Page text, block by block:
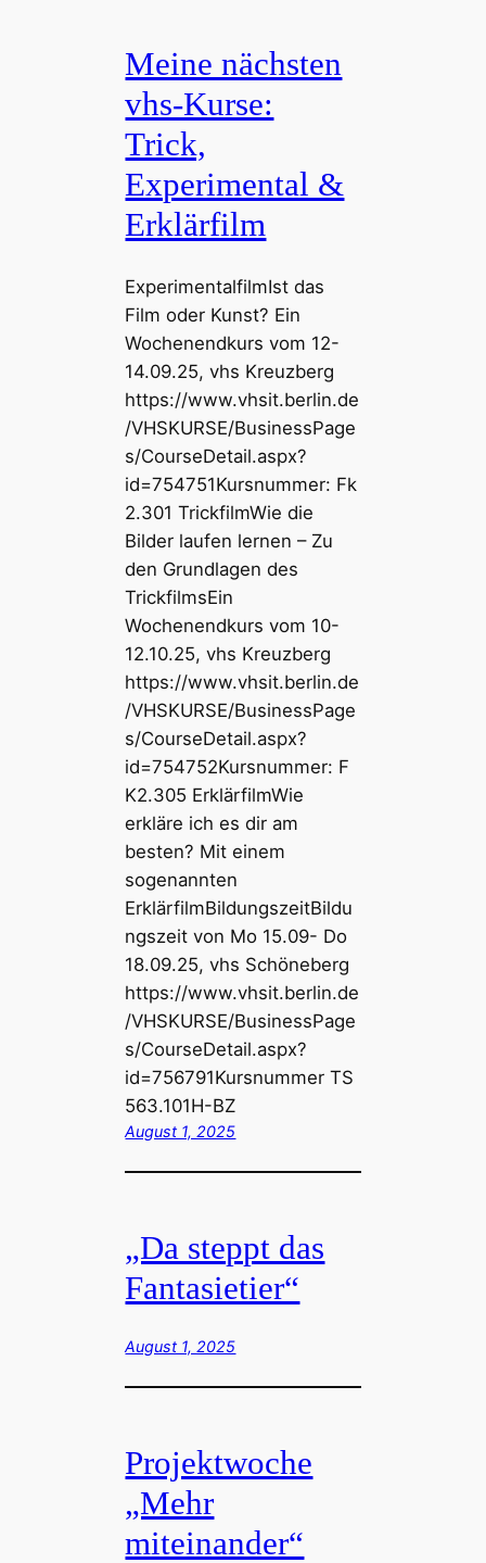
Meine nächsten
vhs-Kurse:
Trick,
Experimental &
Erklärfilm
ExperimentalfilmIst das
Film oder Kunst? Ein
Wochenendkurs vom 12-
14.09.25, vhs Kreuzberg
https://www.vhsit.berlin.de
/VHSKURSE/BusinessPage
s/CourseDetail.aspx?
id=754751Kursnummer: Fk
2.301 TrickfilmWie die
Bilder laufen lernen – Zu
den Grundlagen des
TrickfilmsEin
Wochenendkurs vom 10-
12.10.25, vhs Kreuzberg
https://www.vhsit.berlin.de
/VHSKURSE/BusinessPage
s/CourseDetail.aspx?
id=754752Kursnummer: F
K2.305 ErklärfilmWie
erkläre ich es dir am
besten? Mit einem
sogenannten
ErklärfilmBildungszeitBildu
ngszeit von Mo 15.09- Do
18.09.25, vhs Schöneberg
https://www.vhsit.berlin.de
/VHSKURSE/BusinessPage
s/CourseDetail.aspx?
id=756791Kursnummer TS
563.101H-BZ
August 1, 2025
„Da steppt das
Fantasietier“
August 1, 2025
Projektwoche
„Mehr
miteinander“